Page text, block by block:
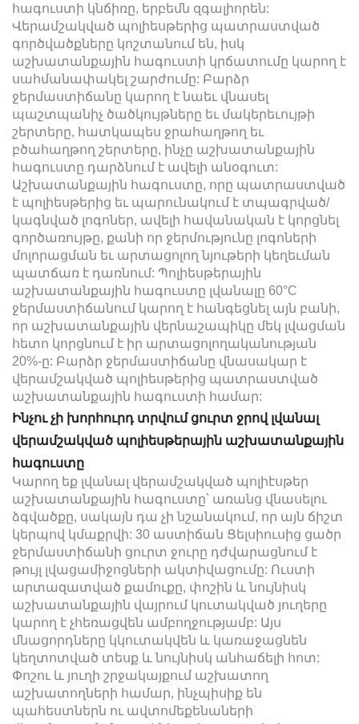
հագուստի կնճիռը, երբեմն զգալիորեն:
Վերամշակված պոլիեսթերից պատրաստված
գործվածքները կոշտանում են, իսկ
աշխատանքային հագուստի կրճատումը կարող է
սահմանափակել շարժումը: Բարձր
ջերմաստիճանը կարող է նաեւ վնասել
պաշտպանիչ ծածկույթները եւ մակերեւույթի
շերտերը, հատկապես ջրահաղթող եւ
բծահաղթող շերտերը, ինչը աշխատանքային
հագուստը դարձնում է ավելի անօգուտ:
Աշխատանքային հագուստը, որը պատրաստված
է պոլիեսթերից եւ պարունակում է տպագրված/
կագնված լոգոներ, ավելի հավանական է կորցնել
գործառույթը, քանի որ ջերմությունը լոգոների
մոլորացման եւ արտացոլող նյութերի կեղեւման
պատճառ է դառնում: Պոլիեսթերային
աշխատանքային հագուստը լվանալը 60°C
ջերմաստիճանում կարող է հանգեցնել այն բանի,
որ աշխատանքային վերնաշապիկը մեկ լվացման
հետո կորցնում է իր արտացոլողականության
20%-ը: Բարձր ջերմաստիճանը վնասակար է
վերամշակված պոլիեսթերից պատրաստված
աշխատանքային հագուստի համար:
Ինչու չի խորհուրդ տրվում ցուրտ ջրով լվանալ
վերամշակված պոլիեսթերային աշխատանքային
հագուստը
Կարող եք լվանալ վերամշակված պոլիէսթեր
աշխատանքային հագուստը՝ առանց վնասելու
ձգվածքը, սակայն դա չի նշանակում, որ այն ճիշտ
կերպով կմաքրվի: 30 աստիճան Ցելսիուսից ցածր
ջերմաստիճանի ցուրտ ջուրը դժվարացնում է
թույլ լվացամիջոցների ակտիվացումը: Ուստի
արտազատված քամուքը, փոշին և նույնիսկ
աշխատանքային վայրում կուտակված յուղերը
կարող է չհեռացվեն ամբողջությամբ: Այս
մնացորդները կկուտակվեն և կառաջացնեն
կեղտոտված տեսք և նույնիսկ անհաճելի հոտ:
Փոշու և յուղի շրջակայքում աշխատող
աշխատողների համար, ինչպիսիք են
պահեստներն ու ավտոմեքենաների